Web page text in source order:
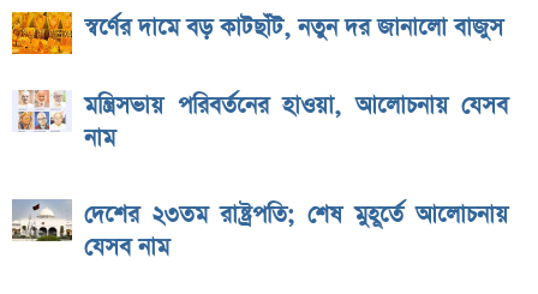
স্বর্ণের দামে বড় কাটছাঁট, নতুন দর জানালো বাজুস
মন্ত্রিসভায় পরিবর্তনের হাওয়া, আলোচনায় যেসব
নাম
দেশের ২৩তম রাষ্ট্রপতি; শেষ মুহূর্তে আলোচনায়
যেসব নাম